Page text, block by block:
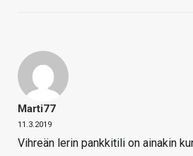
Marti77
11.3.2019
Vihreän lerin pankkitili on ainakin